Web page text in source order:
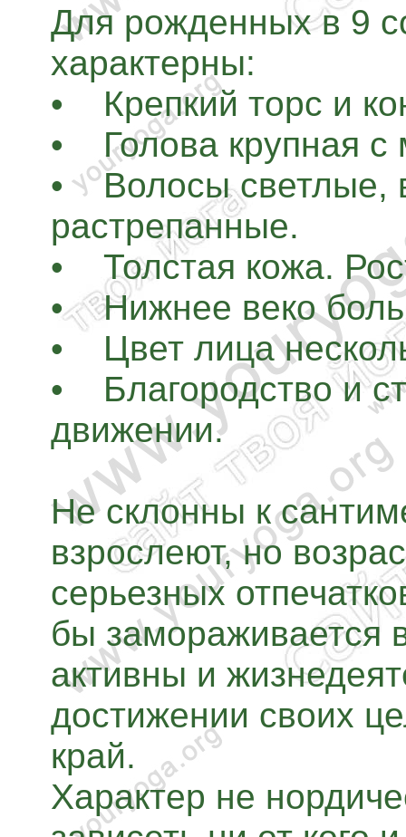
Для рожденных в 9
характерны:
• Крепкий торс и
• Голова крупная
• Волосы светлые,
растрепанные.
• Толстая кожа.
• Нижнее веко
• Цвет лица
• Благородство и
движении.
Не склонны к
взрослеют, но
серьезных
бы замораживается
активны и
достижении своих
край.
Характер не